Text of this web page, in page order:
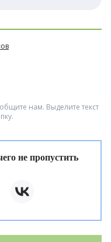
нам. Выделите текст
не пропустить